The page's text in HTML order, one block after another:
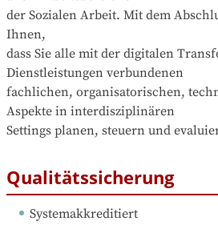
der Sozialen Arbeit. Mit dem
Ihnen,
dass Sie alle mit der digitalen
Dienstleistungen verbundenen
fachlichen, organisatorischen,
Aspekte in interdisziplinären
Settings planen, steuern und
Qualitätssicherung
Systemakkreditiert